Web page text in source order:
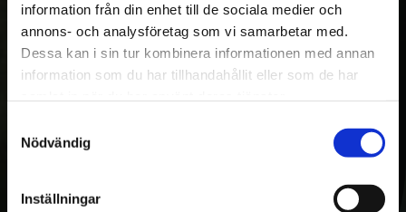
information från din enhet till de sociala medier och
annons- och analysföretag som vi samarbetar med.
Dessa kan i sin tur kombinera informationen med annan
information som du har tillhandahållit eller som de har
Nödvändig
Inställningar
OM OSS
Kranman AB tillverkar och säljer vagnar,
skogs- och entreprenadmaskiner. Med över
tillverkning, var Kranman först i världen med